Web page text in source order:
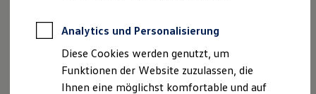
Zertifizierte Gebrauchtwagen
Für Privatkunden
Für Gewerbekunden
Leasing
+49 971 50040
Analytics und Personalisierung
Diese Cookies werden genutzt, um
Funktionen der Website zuzulassen, die
Ihnen eine möglichst komfortable und auf